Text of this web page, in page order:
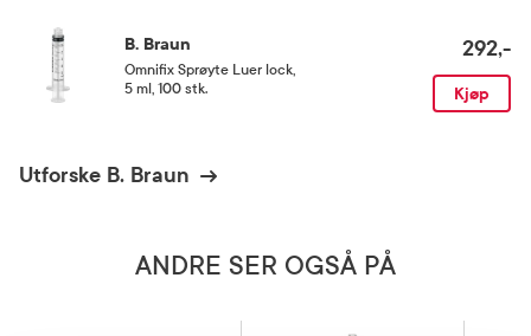
B. Braun
Omnifix Sprøyte Luer lock
5 ml, 100 stk.
292,-
Kjøp
Utforske B. Braun
ANDRE SER OGSÅ PÅ